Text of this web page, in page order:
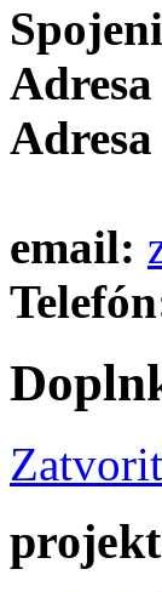
Adresa
Adresa
email: